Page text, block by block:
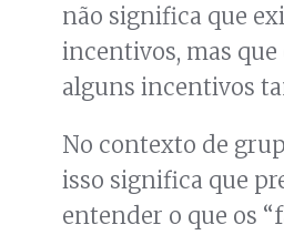
não significa que
incentivos, mas que
alguns incentivos
No contexto de
isso significa que
entender o que os